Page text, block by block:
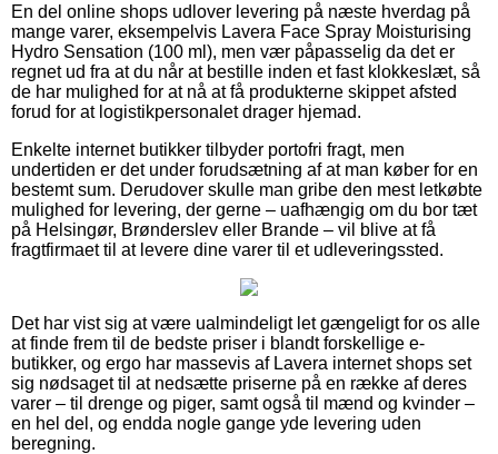
En del online shops udlover levering på næste hverdag på
mange varer, eksempelvis Lavera Face Spray Moisturising
Hydro Sensation (100 ml), men vær påpasselig da det er
regnet ud fra at du når at bestille inden et fast klokkeslæt, så
de har mulighed for at nå at få produkterne skippet afsted
forud for at logistikpersonalet drager hjemad.
Enkelte internet butikker tilbyder portofri fragt, men
undertiden er det under forudsætning af at man køber for en
bestemt sum. Derudover skulle man gribe den mest letkøbte
mulighed for levering, der gerne – uafhængig om du bor tæt
på Helsingør, Brønderslev eller Brande – vil blive at få
fragtfirmaet til at levere dine varer til et udleveringssted.
Det har vist sig at være ualmindeligt let gængeligt for os alle
at finde frem til de bedste priser i blandt forskellige e-
butikker, og ergo har massevis af Lavera internet shops set
sig nødsaget til at nedsætte priserne på en række af deres
varer – til drenge og piger, samt også til mænd og kvinder –
en hel del, og endda nogle gange yde levering uden
beregning.